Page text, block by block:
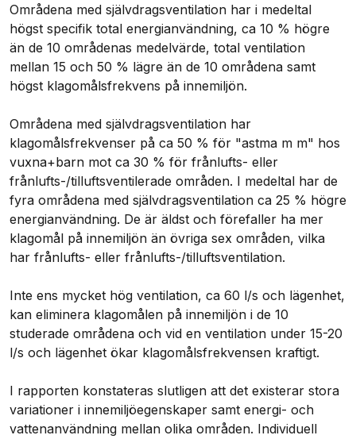
Områdena med självdragsventilation har i medeltal
högst specifik total energianvändning, ca 10 % högre
än de 10 områdenas medelvärde, total ventilation
mellan 15 och 50 % lägre än de 10 områdena samt
högst klagomålsfrekvens på innemiljön.
Områdena med självdragsventilation har
klagomålsfrekvenser på ca 50 % för "astma m m" hos
vuxna+barn mot ca 30 % för frånlufts- eller
frånlufts-/tilluftsventilerade områden. I medeltal har de
fyra områdena med självdragsventilation ca 25 % högre
energianvändning. De är äldst och förefaller ha mer
klagomål på innemiljön än övriga sex områden, vilka
har frånlufts- eller frånlufts-/tilluftsventilation.
Inte ens mycket hög ventilation, ca 60 l/s och lägenhet,
kan eliminera klagomålen på innemiljön i de 10
studerade områdena och vid en ventilation under 15-20
l/s och lägenhet ökar klagomålsfrekvensen kraftigt.
I rapporten konstateras slutligen att det existerar stora
variationer i innemiljöegenskaper samt energi- och
vattenanvändning mellan olika områden. Individuell